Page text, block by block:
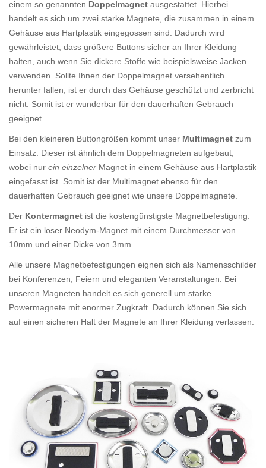
einem so genannten Doppelmagnet ausgestattet. Hierbei
handelt es sich um zwei starke Magnete, die zusammen in einem
Gehäuse aus Hartplastik eingegossen sind. Dadurch wird
gewährleistet, dass größere Buttons sicher an Ihrer Kleidung
halten, auch wenn Sie dickere Stoffe wie beispielsweise Jacken
verwenden. Sollte Ihnen der Doppelmagnet versehentlich
herunter fallen, ist er durch das Gehäuse geschützt und zerbricht
nicht. Somit ist er wunderbar für den dauerhaften Gebrauch
geeignet.
Bei den kleineren Buttongrößen kommt unser Multimagnet zum
Einsatz. Dieser ist ähnlich dem Doppelmagneten aufgebaut,
wobei nur ein einzelner Magnet in einem Gehäuse aus Hartplastik
eingefasst ist. Somit ist der Multimagnet ebenso für den
dauerhaften Gebrauch geeignet wie unsere Doppelmagnete.
Der Kontermagnet ist die kostengünstigste Magnetbefestigung.
Er ist ein loser Neodym-Magnet mit einem Durchmesser von
10mm und einer Dicke von 3mm.
Alle unsere Magnetbefestigungen eignen sich als Namensschilder
bei Konferenzen, Feiern und eleganten Veranstaltungen. Bei
unseren Magneten handelt es sich generell um starke
Powermagnete mit enormer Zugkraft. Dadurch können Sie sich
auf einen sicheren Halt der Magnete an Ihrer Kleidung verlassen.